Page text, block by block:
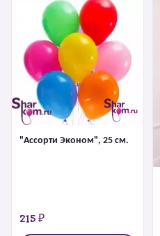
"Ассорти Эконом", 25 см.
215 ₽